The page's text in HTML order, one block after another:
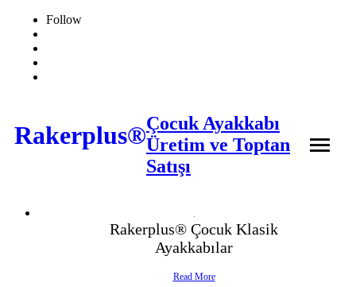
Follow
Rakerplus®Çocuk Ayakkabı
Üretim ve Toptan
Satışı
Rakerplus® Çocuk Klasik
Ayakkabılar
Read More